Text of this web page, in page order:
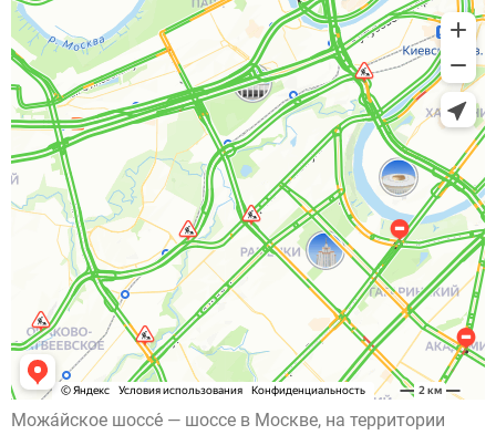
Можа́йское шоссе́ — шоссе в Москве, на территории